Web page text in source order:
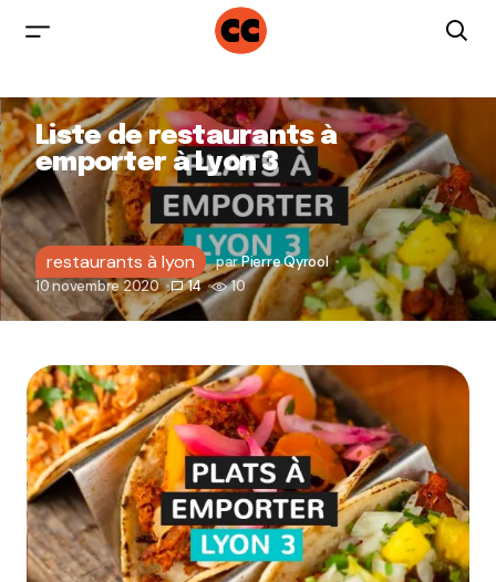
Liste de restaurants à
emporter à Lyon 3
restaurants à lyon parPierre Qyrool
10 novembre 2020
14 10